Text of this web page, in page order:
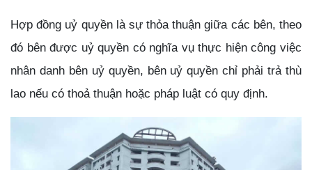
Hợp đồng uỷ quyền là sự thỏa thuận giữa các bên, theo
đó bên được uỷ quyền có nghĩa vụ thực hiện công việc
nhân danh bên uỷ quyền, bên uỷ quyền chỉ phải trả thù
lao nếu có thoả thuận hoặc pháp luật có quy định.